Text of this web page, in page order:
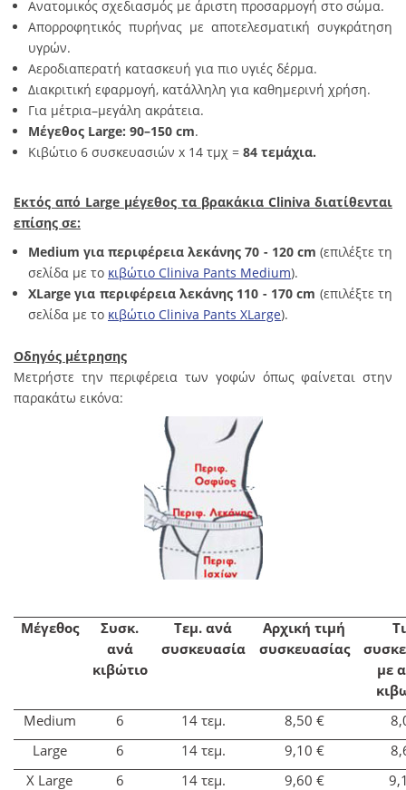
Ανατομικός σχεδιασμός με άριστη προσαρμογή στο σώμα.
Απορροφητικός πυρήνας με αποτελεσματική συγκράτηση
υγρών.
Αεροδιαπερατή κατασκευή για πιο υγιές δέρμα.
Διακριτική εφαρμογή, κατάλληλη για καθημερινή χρήση.
Για μέτρια–μεγάλη ακράτεια.
Μέγεθος Large: 90–150 cm.
Κιβώτιο 6 συσκευασιών x 14 τμχ = 84 τεμάχια.
Εκτός από Large μέγεθος τα βρακάκια Cliniva διατίθενται
επίσης σε:
Medium για περιφέρεια λεκάνης 70 - 120 cm (επιλέξτε τη
σελίδα με το κιβώτιο Cliniva Pants Medium).
XLarge για περιφέρεια λεκάνης 110 - 170 cm (επιλέξτε τη
σελίδα με το κιβώτιο Cliniva Pants XLarge).
Οδηγός μέτρησης
Μετρήστε την περιφέρεια των γοφών όπως φαίνεται στην
παρακάτω εικόνα:
Μέγεθος
Συσκ.
ανά
κιβώτιο
Τεμ. ανά
συσκευασία
Αρχική τιμή
συσκευασίας
με
Medium
6 14 τεμ. 8,50 €
Large
6 14 τεμ. 9,10 €
Χ Large
6 14 τεμ. 9,60 €